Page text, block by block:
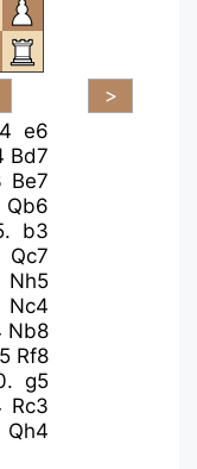
e6
Bd7
Be7
Qb6
b3
Qc7
Nh5
Nc4
Nb8
Rf8
g5
Rc3
Qh4